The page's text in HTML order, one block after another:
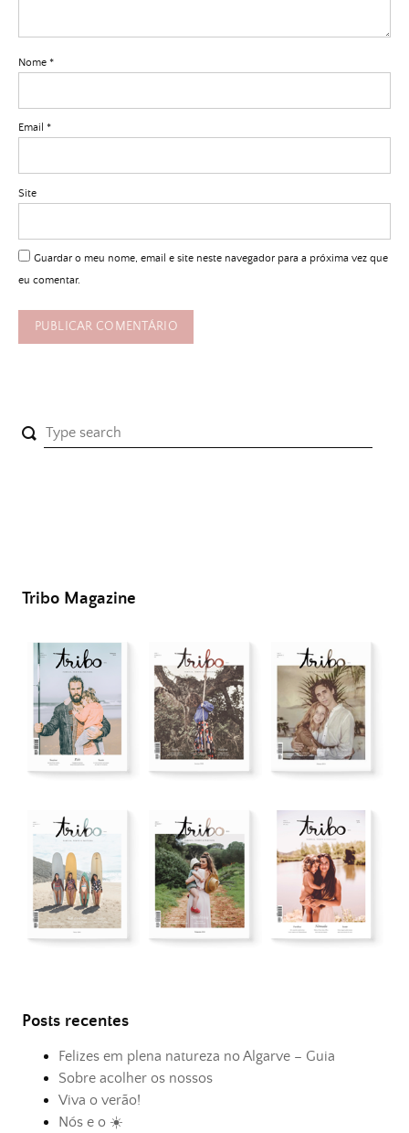
Nome *
Email *
Site
Guardar o meu nome, email e site neste navegador para a próxima vez que
eu comentar.
Tribo Magazine
Posts recentes
Felizes em plena natureza no Algarve – Guia
Sobre acolher os nossos
Viva o verão!
Nós e o ☀️